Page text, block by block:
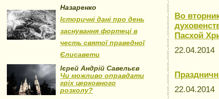
Назаренко
Історичні дані про день
заснування фортеці в
честь святої праведної
Єлисавети
Ієрей Андрій Савельєв
Чи можливо оправдати
гріх церковного
розколу?
Во
Пасхой
22.04.2014
22.04.2014